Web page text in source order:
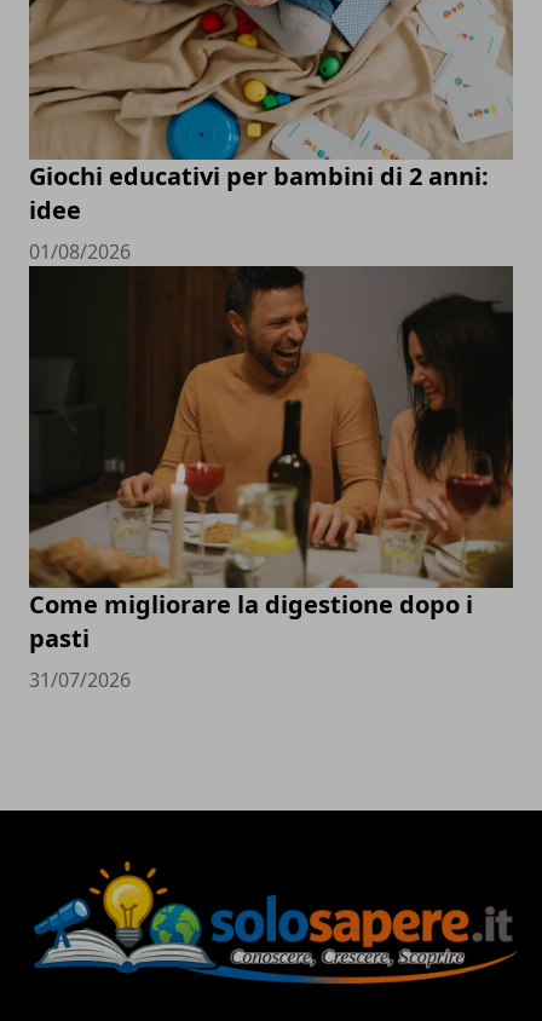
Giochi educativi per bambini di 2 anni:
idee
01/08/2026
Come migliorare la digestione dopo i
pasti
31/07/2026